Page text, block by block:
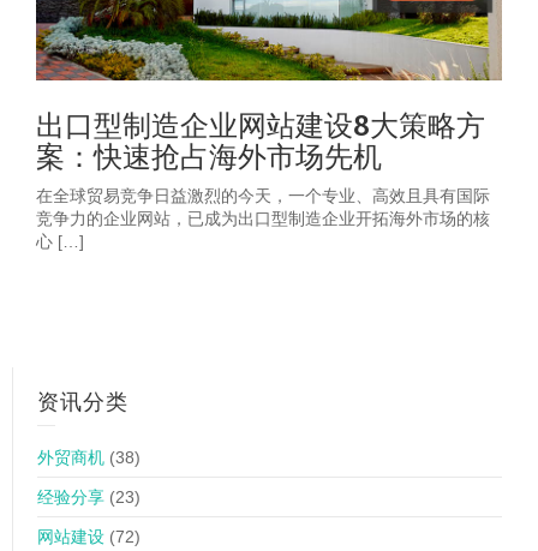
出口型制造企业网站建设8大策略方
案：快速抢占海外市场先机
在全球贸易竞争日益激烈的今天，一个专业、高效且具有国际
竞争力的企业网站，已成为出口型制造企业开拓海外市场的核
心 […]
资讯分类
外贸商机 (38)
经验分享 (23)
网站建设 (72)